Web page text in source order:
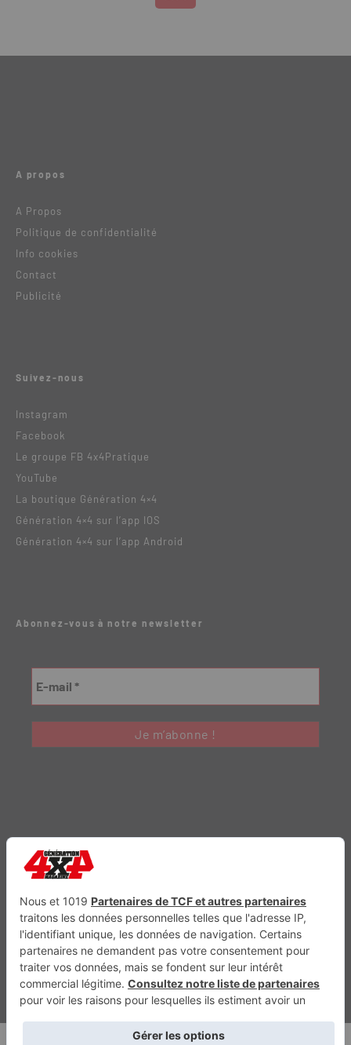
A propos
A Propos
Politique de confidentialité
Info cookies
Contact
Publicité
Suivez-nous
Instagram
Facebook
Le groupe FB 4x4Pratique
YouTube
La boutique Génération 4×4
Génération 4×4 sur l’app IOS
Génération 4×4 sur l’app Android
Abonnez-vous à notre newsletter
Génération Electrique
MX2K
Boutique CPPRESSE Escapade Maisons A Vivre
Retour en haut
Depuis 2010 - Un magazine duGroupe CPPRESSE